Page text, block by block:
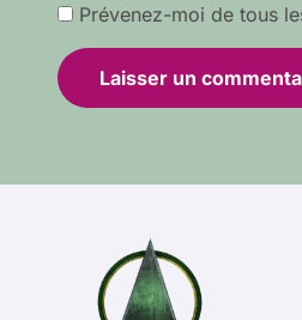
Prévenez-moi de tous